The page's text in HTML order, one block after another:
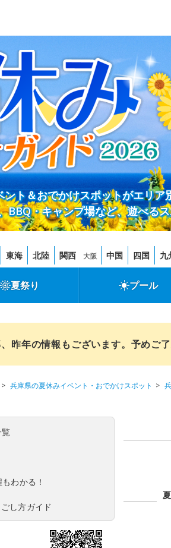
ト＆おでかけスポットがエリア
BBQ・キャンプ場など、遊べる
東海 北陸 関西 大阪 中国 四国 九
夏祭り プール
昨年の情報もございます。予めご了
兵庫県の夏休みイベント・おでかけスポット
わかる！
し方ガイド